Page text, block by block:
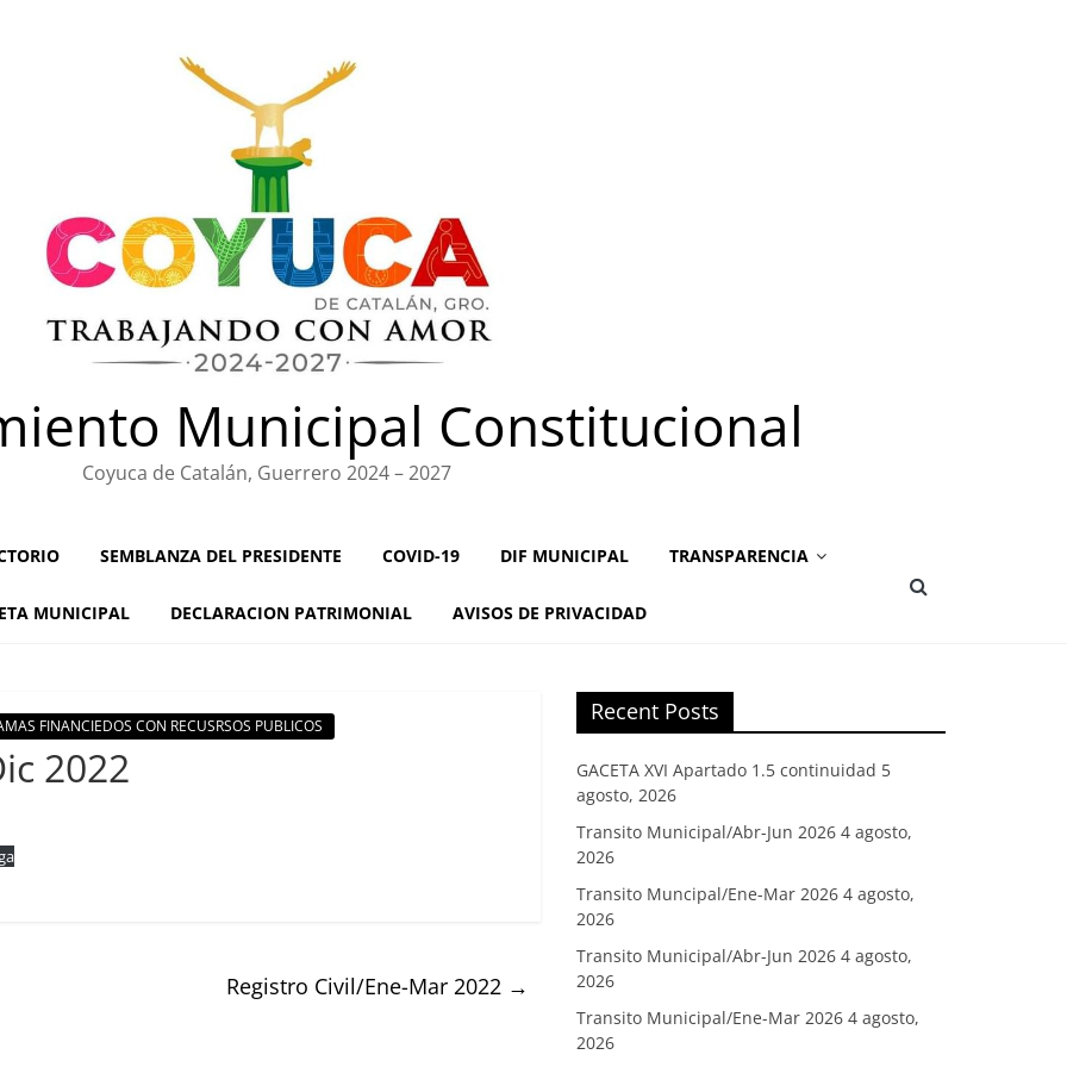
Municipal Constitucional
Coyuca de Catalán, Guerrero 2024 – 2027
SEMBLANZA DEL PRESIDENTE COVID-19 DIF MUNICIPAL TRANSPARENCIA
MUNICIPAL DECLARACION PATRIMONIAL AVISOS DE PRIVACIDAD
FINANCIEDOS CON RECUSRSOS PUBLICOS
2022
Registro Civil/Ene-Mar 2022 →
Recent Posts
GACETA XVI Apartado 1.5 continuidad 5
agosto, 2026
Transito Municipal/Abr-Jun 2026 4 agosto,
2026
Transito Muncipal/Ene-Mar 2026 4 agosto,
2026
Transito Municipal/Abr-Jun 2026 4 agosto,
2026
Transito Municipal/Ene-Mar 2026 4 agosto,
2026